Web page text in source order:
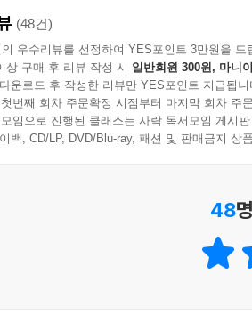
운 형의 자살 사건에 강박적으로 몰두
견한 후 이 사건들을 미국 전역의 연쇄
험으로서 모든 증거와 단서를 연결하여
건의 전후맥락을 파악해나가는 잭을
도 않고 잘나지도 않은, 거기에 약점과
작품에서 코넬리는 가장 독특하고도
의 살인범을 쫓는 잭이 미국 전역을 돌
연상시킬 정도로 유기적으로 얽혀 있어
(48건)
우수리뷰를 선정하여 YES포인트 3만원을 드
상 구매 후 리뷰 작성 시 일반회원 300원, 마니
운로드 후 작성한 리뷰만 YES포인트 지급됩니
번째 회차 주문확정 시점부터 마지막 회차 주
임으로 진행된 클래스는 사락 독서모임 게시
백, CD/LP, DVD/Blu-ray, 패션 및 판매금지 상
48